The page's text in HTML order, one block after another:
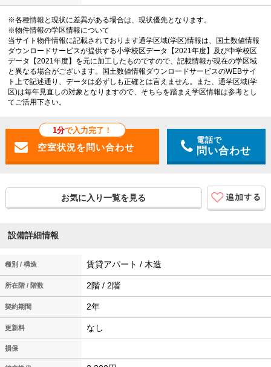
※各種情報と現状に差異がある場合は、現状優先となります。
※物件情報の学区情報について
当サイト物件情報に記載されております通学区域(学区)情報は、国土数値情報
ダウンロードサービスが提供する小学校区データ【2021年度】及び中学校区
データ【2021年度】を元に加工したものですので、記載情報が現在の学区域
と異なる場合がございます。国土数値情報ダウンロードサービスのWEBサイ
ト上で記述通り、データは必ずしも正確とは言えません。また、通学区域(学
区)は毎年見直しの対象となりますので、そちらを踏まえ学区情報は参考とし
てご活用下さい。
1分で入力完了！
電話で
問い合わせ
お気に入り一覧を見る
設備詳細情報
種別 / 構造 賃貸アパート / 木造
所在階 / 階数 2階 / 2階
契約期間 2年
更新料 なし
損保